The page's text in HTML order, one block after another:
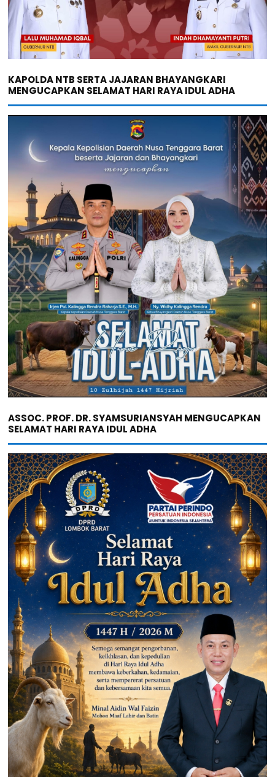
KAPOLDA NTB SERTA JAJARAN BHAYANGKARI
MENGUCAPKAN SELAMAT HARI RAYA IDUL ADHA
ASSOC. PROF. DR. SYAMSURIANSYAH MENGUCAPKAN
SELAMAT HARI RAYA IDUL ADHA